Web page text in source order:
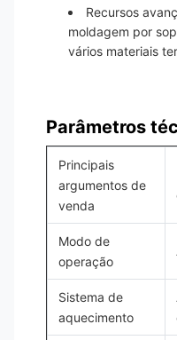
Recursos
moldagem por
vários materiais
Parâmetros
Principais
argumentos de
venda
Modo de
operação
Sistema de
aquecimento